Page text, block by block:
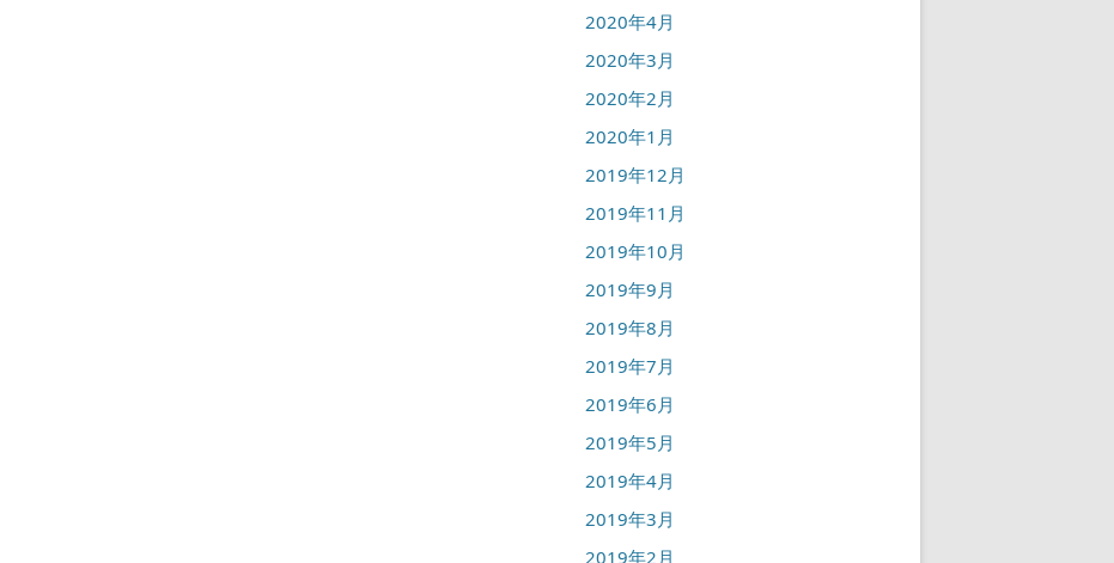
2020年4月
2020年3月
2020年2月
2020年1月
2019年12月
2019年11月
2019年10月
2019年9月
2019年8月
2019年7月
2019年6月
2019年5月
2019年4月
2019年3月
2019年2月